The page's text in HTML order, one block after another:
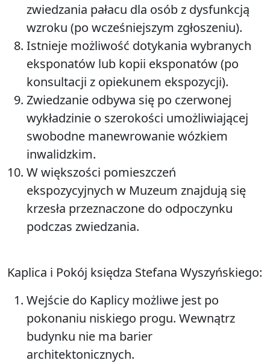
zwiedzania pałacu dla osób z dysfunkcją
wzroku (po wcześniejszym zgłoszeniu).
Istnieje możliwość dotykania wybranych
eksponatów lub kopii eksponatów (po
konsultacji z opiekunem ekspozycji).
Zwiedzanie odbywa się po czerwonej
wykładzinie o szerokości umożliwiającej
swobodne manewrowanie wózkiem
inwalidzkim.
W większości pomieszczeń
ekspozycyjnych w Muzeum znajdują się
krzesła przeznaczone do odpoczynku
podczas zwiedzania.
Kaplica i Pokój księdza Stefana Wyszyńskiego:
Wejście do Kaplicy możliwe jest po
pokonaniu niskiego progu. Wewnątrz
budynku nie ma barier
architektonicznych.